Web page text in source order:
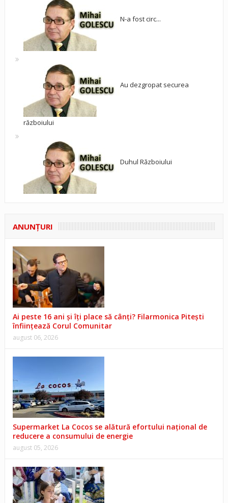
N-a fost circ...
Au dezgropat securea
războiului
Duhul Războiului
ANUNŢURI
Ai peste 16 ani și îți place să cânți? Filarmonica Pitești
înființează Corul Comunitar
august 06, 2026
Supermarket La Cocos se alătură efortului național de
reducere a consumului de energie
august 05, 2026